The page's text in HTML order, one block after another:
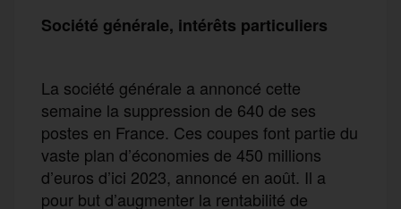
Société générale, intérêts particuliers
La société générale a annoncé cette
semaine la suppression de 640 de ses
postes en France. Ces coupes font partie du
vaste plan d’économies de 450 millions
d’euros d’ici 2023, annoncé en août. Il a
pour but d’augmenter la rentabilité de